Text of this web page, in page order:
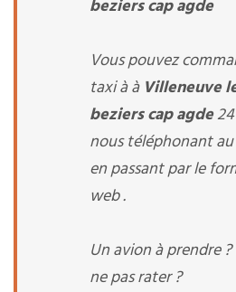
beziers cap agde
Vous pouvez
taxi à à Villeneuve
beziers cap agde24
nous téléphonant au
en passant par le
web .
Un avion à prendre
ne pas rater ?